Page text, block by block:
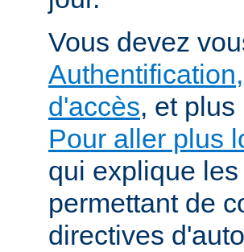
Vous devez
d'accès, et
Pour aller plus
qui explique
permettant de
directives